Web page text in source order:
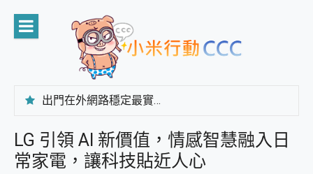
content
出門在外網路穩定最實在 「台灣大哥大」榮獲 4G/5G 在線率全球 NO.3 全台第一與全台六冠王實測心得，走到哪順到哪！
專為 PC上的 XBOX和掌機設計的 FireCuda X1070 SSD 固態硬碟開箱 評測
台灣製攝影機在這裡，100%全無線設計 SpotCam Solo Eco 太陽能防水雲端攝影機 SpotCam Solo 3 2.5K高畫質戶外攝影機 開箱 評測
LG 引領 AI 新價值，情感智慧融入日
常家電，讓科技貼近人心